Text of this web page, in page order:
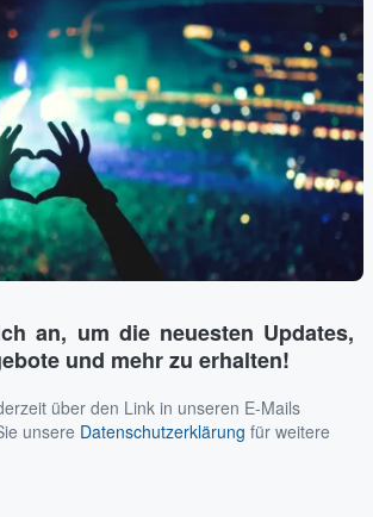
an, um die neuesten Updates,
und mehr zu erhalten!
über den Link in unseren E-Mails
unsere Datenschutzerklärung für weitere